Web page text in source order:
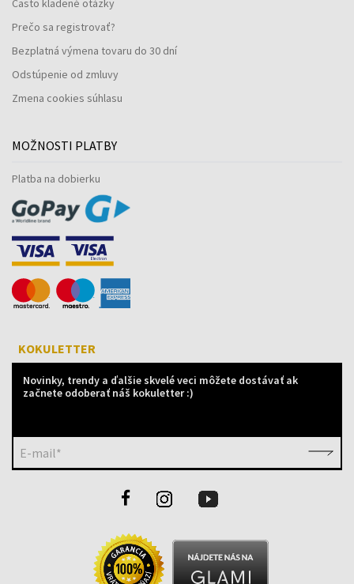
Často kladené otázky
Prečo sa registrovať?
Bezplatná výmena tovaru do 30 dní
Odstúpenie od zmluvy
Zmena cookies súhlasu
MOŽNOSTI PLATBY
Platba na dobierku
KOKULETTER
Novinky, trendy a ďalšie skvelé veci môžete dostávať ak
začnete odoberať náš kokuletter :)
E-mail*